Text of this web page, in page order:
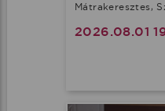
Mátrakeresztes,
2026.08.01